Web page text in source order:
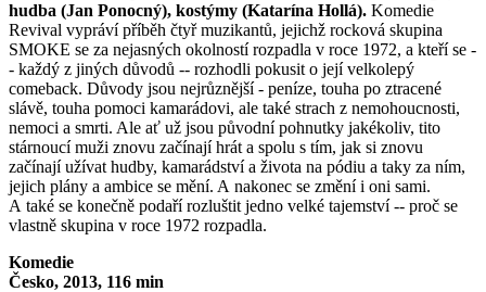
hudba (Jan Ponocný), kostýmy (Katarína Hollá). Komedie
Revival vypráví příběh čtyř muzikantů, jejichž rocková skupina
SMOKE se za nejasných okolností rozpadla v roce 1972, a kteří se -
- každý z jiných důvodů -- rozhodli pokusit o její velkolepý
comeback. Důvody jsou nejrůznější - peníze, touha po ztracené
slávě, touha pomoci kamarádovi, ale také strach z nemohoucnosti,
nemoci a smrti. Ale ať už jsou původní pohnutky jakékoliv, tito
stárnoucí muži znovu začínají hrát a spolu s tím, jak si znovu
začínají užívat hudby, kamarádství a života na pódiu a taky za ním,
jejich plány a ambice se mění. A nakonec se změní i oni sami.
A také se konečně podaří rozluštit jedno velké tajemství -- proč se
vlastně skupina v roce 1972 rozpadla.
Komedie
Česko, 2013, 116 min